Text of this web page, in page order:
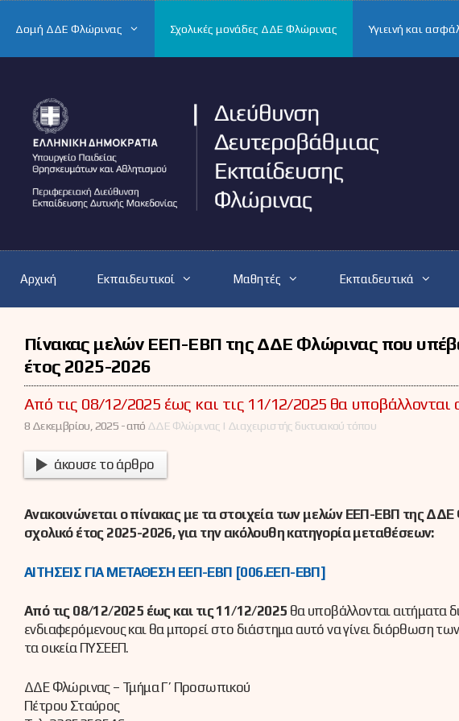
Δομή ΔΔΕ Φλώρινας Σχολικές μονάδες ΔΔΕ Φλώρινας Υγιεινή και
Αρχική Εκπαιδευτικοί Μαθητές Εκπαιδευτικά
Πίνακας μελών ΕΕΠ-ΕΒΠ της ΔΔΕ Φλώρινας που
έτος 2025-2026
Από τις 08/12/2025 έως και τις 11/12/2025 θα
8 Δεκεμβρίου, 2025 -από ΔΔΕ Φλώρινας | Διαχειριστής δικτυακού τόπου
άκουσε το άρθρο
Ανακοινώνεται ο πίνακας με τα στοιχεία των μελών ΕΕΠ-ΕΒΠ της
σχολικό έτος 2025-2026, για την ακόλουθη κατηγορία μεταθέσεων:
ΑΙΤΗΣΕΙΣ ΓΙΑ ΜΕΤΑΘΕΣΗ ΕΕΠ-ΕΒΠ [006.ΕΕΠ-ΕΒΠ]
Από τις 08/12/2025 έως και τις 11/12/2025 θα υποβάλλονται
ενδιαφερόμενους και θα μπορεί στο διάστημα αυτό να γίνει διόρθωση
τα οικεία ΠΥΣΕΕΠ.
ΔΔΕ Φλώρινας – Τμήμα Γ’ Προσωπικού
Πέτρου Σταύρος